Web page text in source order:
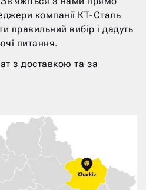
компанії КТ-Сталь
правильний вибір і дадуть
питання.
з доставкою та за